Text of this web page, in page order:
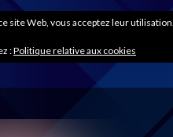
site Web, vous acceptez leur utilisation.
:Politique relative aux cookies